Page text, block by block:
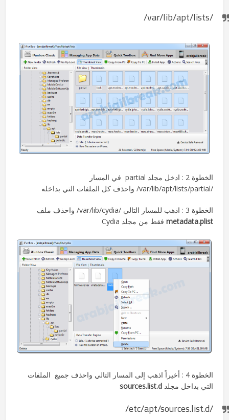
/var/lib/apt/lists/
الخطوة 2 : ادخل مجلد partial في المسار
/var/lib/apt/lists/partial/ واحذف كل الملفات التي بداخله
الخطوة 3 : اذهب للمسار التالي /var/lib/cydia/ واحذف ملف
metadata.plist فقط من مجلد Cydia
الخطوة 4 : أخيراً اذهب إلى المسار التالي واحذف جميع الملفات
التي بداخل مجلدsources.list.d
/etc/apt/sources.list.d/